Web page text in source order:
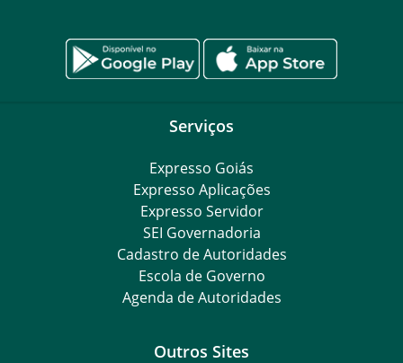
Serviços
Expresso Goiás
Expresso Aplicações
Expresso Servidor
SEI Governadoria
Cadastro de Autoridades
Escola de Governo
Agenda de Autoridades
Outros Sites